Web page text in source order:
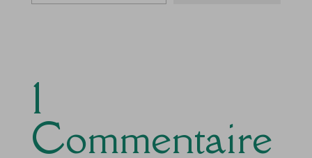
1
Commentaire